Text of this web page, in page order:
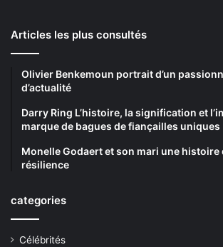
Articles les plus consultés
Olivier Benkemoun portrait d’un
d’actualité
Darry Ring L’histoire, la signification et
marque de bagues de fiançailles uniques
Monelle Godaert et son mari une histoire
résilience
categories
Célébrités